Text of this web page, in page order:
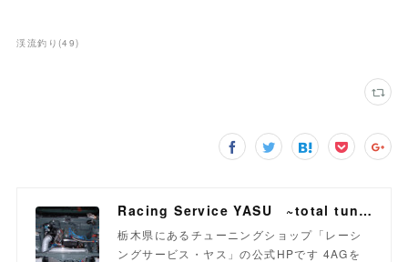
渓流釣り (49)
Racing Service YASU ~total tuning proshop~
栃木県にあるチューニングショップ「レーシ
ングサービス・ヤス」の公式HPです 4AGを